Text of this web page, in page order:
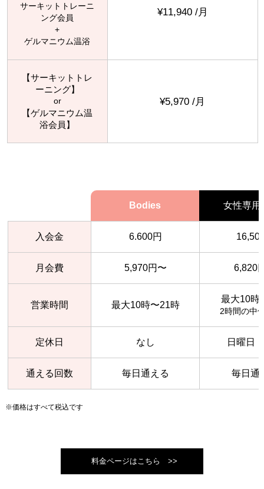
サーキットトレーニ
ング会員
+
ゲルマニウム温浴
¥11,940 /月
【サーキットトレ
ーニング】
or
【ゲルマニウム温
浴会員】
¥5,970 /月
Bodies 女性専用
入会金 6.600円
月会費 5,970円〜 6,820
営業時間 最大10時〜21時
最大10時
2時間の中
定休日 なし 日曜日
通える回数 毎日通える 毎日通
※価格はすべて税込です
料金ページはこちら >>